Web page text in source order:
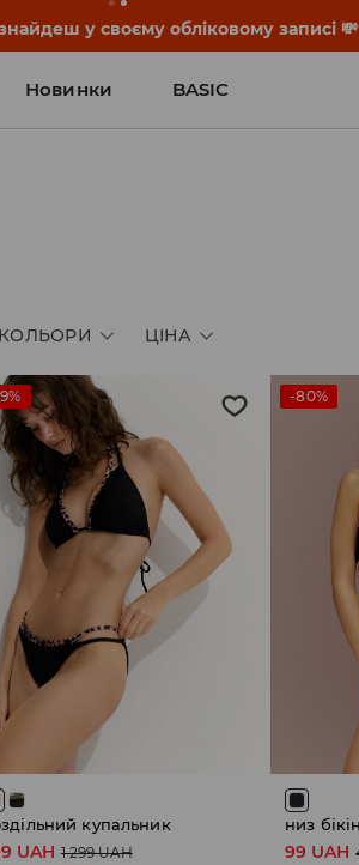
у своєму обліковому записі 💸
Новинки BASIC
КОЛЬОРИ ЦІНА
купальник
UAH 1 299 UAH
-80%
низ
99 UAH